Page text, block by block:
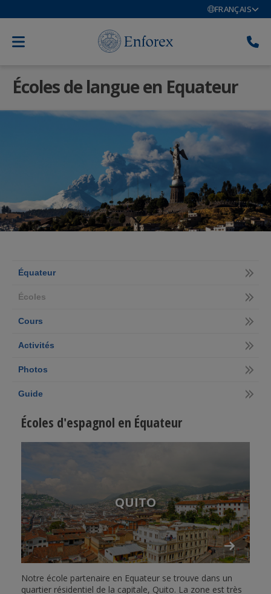
FRANÇAIS
Écoles de langue en Equateur
Équateur
Écoles
Cours
Activités
Photos
Guide
Écoles d'espagnol en Équateur
QUITO
Notre école partenaire en Equateur se trouve dans un
quartier résidentiel de la capitale, Quito. La zone est très